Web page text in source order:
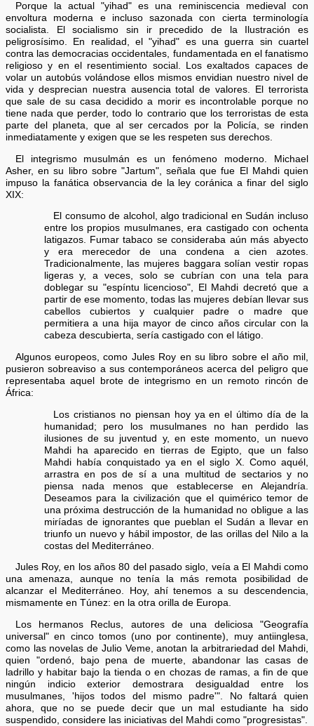
Porque la actual "yihad" es una reminiscencia medieval con
envoltura moderna e incluso sazonada con cierta terminología
socialista. El socialismo sin ir precedido de la Ilustración es
peligrosísimo. En realidad, el "yihad" es una guerra sin cuartel
contra las democracias occidentales, fundamentada en el fanatismo
religioso y en el resentimiento social. Los exaltados capaces de
volar un autobús volándose ellos mismos envidian nuestro nivel de
vida y desprecian nuestra ausencia total de valores. El terrorista
que sale de su casa decidido a morir es incontrolable porque no
tiene nada que perder, todo lo contrario que los terroristas de esta
parte del planeta, que al ser cercados por la Policía, se rinden
inmediatamente y exigen que se les respeten sus derechos.
El integrismo musulmán es un fenómeno moderno. Michael
Asher, en su libro sobre "Jartum", señala que fue El Mahdi quien
impuso la fanática observancia de la ley coránica a finar del siglo
XIX:
El consumo de alcohol, algo tradicional en Sudán incluso
entre los propios musulmanes, era castigado con ochenta
latigazos. Fumar tabaco se consideraba aún más abyecto
y era merecedor de una condena a cien azotes.
Tradicionalmente, las mujeres baggara solían vestir ropas
ligeras y, a veces, solo se cubrían con una tela para
doblegar su "espíntu licencioso", El Mahdi decretó que a
partir de ese momento, todas las mujeres debían llevar sus
cabellos cubiertos y cualquier padre o madre que
permitiera a una hija mayor de cinco años circular con la
cabeza descubierta, sería castigado con el látigo.
Algunos europeos, como Jules Roy en su libro sobre el año mil,
pusieron sobreaviso a sus contemporáneos acerca del peligro que
representaba aquel brote de integrismo en un remoto rincón de
África:
Los cristianos no piensan hoy ya en el último día de la
humanidad; pero los musulmanes no han perdido las
ilusiones de su juventud y, en este momento, un nuevo
Mahdi ha aparecido en tierras de Egipto, que un falso
Mahdi había conquistado ya en el siglo X. Como aquél,
arrastra en pos de sí a una multitud de sectarios y no
piensa nada menos que establecerse en Alejandría.
Deseamos para la civilización que el quimérico temor de
una próxima destrucción de la humanidad no obligue a las
miríadas de ignorantes que pueblan el Sudán a llevar en
triunfo un nuevo y hábil impostor, de las orillas del Nilo a la
costas del Mediterráneo.
Jules Roy, en los años 80 del pasado siglo, veía a El Mahdi como
una amenaza, aunque no tenía la más remota posibilidad de
alcanzar el Mediterráneo. Hoy, ahí tenemos a su descendencia,
mismamente en Túnez: en la otra orilla de Europa.
Los hermanos Reclus, autores de una deliciosa "Geografía
universal" en cinco tomos (uno por continente), muy antiinglesa,
como las novelas de Julio Veme, anotan la arbitrariedad del Mahdi,
quien "ordenó, bajo pena de muerte, abandonar las casas de
ladrillo y habitar bajo la tienda o en chozas de ramas, a fin de que
ningún indicio exterior demostrara desigualdad entre los
musulmanes, 'hijos todos del mismo padre'". No faltará quien
ahora, que no se puede decir que un mal estudiante ha sido
suspendido, considere las iniciativas del Mahdi como "progresistas".